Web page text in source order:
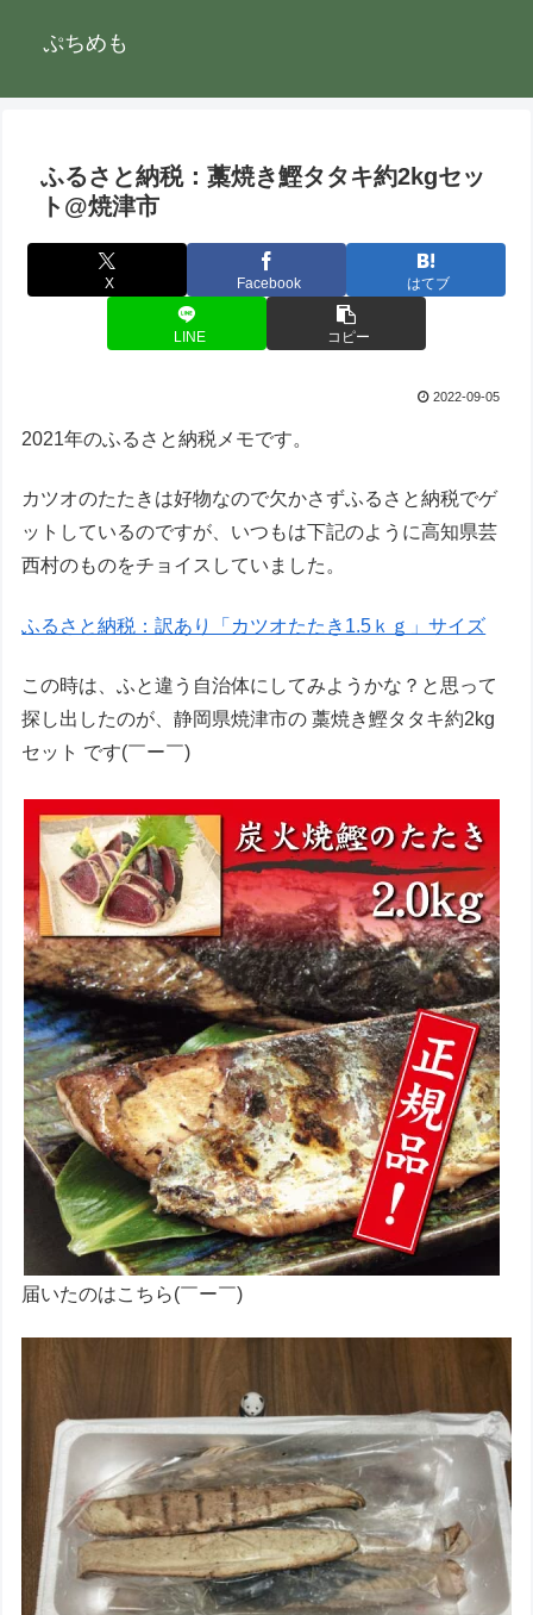
ぷちめも
ふるさと納税：藁焼き鰹タタキ約2kgセッ
ト@焼津市
X Facebook はてブ
LINE コピー
2022-09-05
2021年のふるさと納税メモです。
カツオのたたきは好物なので欠かさずふるさと納税でゲ
ットしているのですが、いつもは下記のように高知県芸
西村のものをチョイスしていました。
ふるさと納税：訳あり「カツオたたき1.5ｋｇ」サイズ
この時は、ふと違う自治体にしてみようかな？と思って
探し出したのが、静岡県焼津市の 藁焼き鰹タタキ約2kg
セット です(￣ー￣)
届いたのはこちら(￣ー￣)